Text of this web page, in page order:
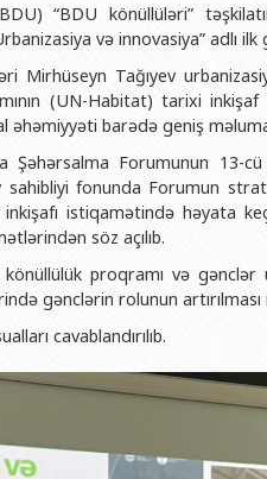
təşkilatlar
hadisələri
Komitəsi
Şura
Xarici tələbələrlə iş şöbəsi
İctimaiyyətlə əlaqələr və
Humanitar məsələlər və gənclər
İnsan resursları və hüquq şöbəsi
Sənədlər və Müraciətlərlə iş
Maliyyə və təminat Departamenti
Keyfiyyətin təminatı, monitorinq
Psixoloji Yardım Sektoru
Mədəniyyət-yaradıcılıq Mərkəzi
İdman-sağlamlıq Mərkəzi
Biologiya fakültəsi
Ekologiya və
Coğrafiya fakültəsi
Geologiya fakültəsi
Filologiya fakültəsi
Tarix fakültəsi
Beynəlxalq
Hüquq fakültəsi
Jurnalistika fakültəsi
İnformasiya və
Şərqşünasliq
Sosial elmlər və
Şəxsi
Publik
“BDU könüllüləri”
və innovasiya” adlı
Mirhüseyn Tağıyev
(UN-Habitat) tarixi
əhəmiyyəti barədə geniş
Şəhərsalma Forumunun 13-
sahibliyi fonunda Forumun
istiqamətində həyata
söz açılıb.
proqramı və
gənclərin rolunun
cavablandırılıb.